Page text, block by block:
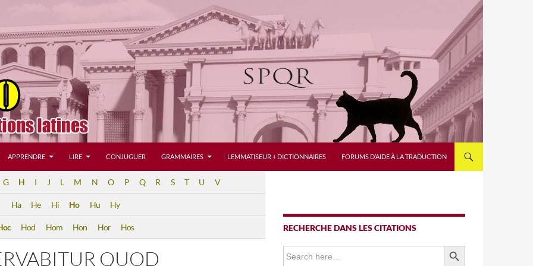
APPRENDRE LIRE CONJUGUER GRAMMAIRES LEMMATISEUR + DICTIONNAIRES FORUMS D’AIDE À LA TRADUCTION
G H I J L M N O P Q R S T U V
Ha He Hi Ho Hu Hy
Hod Hom Hon Hor Hos
QUOD
RECHERCHE DANS LES CITATIONS
Search
for:
SEARCH BUTTON